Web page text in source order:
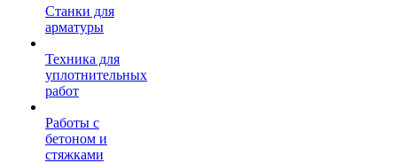
Станки для
арматуры
Техника для
уплотнительных
работ
Работы с
бетоном и
стяжками